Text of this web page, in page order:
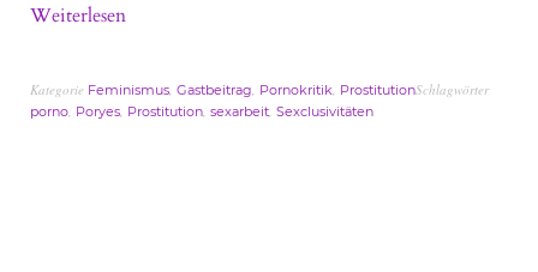
Weiterlesen
Kategorie Feminismus Gastbeitrag Pornokritik ProstitutionSchlagwörter
porno Poryes Prostitution sexarbeit Sexclusivitäten